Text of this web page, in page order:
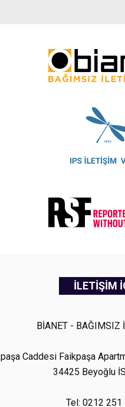
İLETİŞİM
BİANET - BAĞIMSIZ
Caddesi Faikpaşa
34425 Beyoğlu
Tel: 0212 251